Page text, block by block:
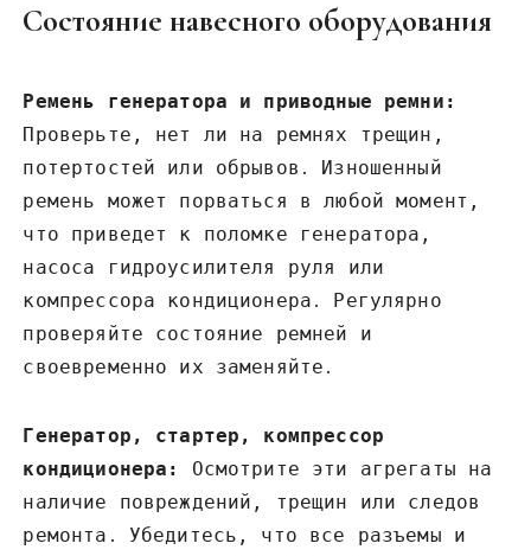
Состояние навесного оборудования
Ремень генератора и приводные ремни:
Проверьте‚ нет ли на ремнях трещин‚
потертостей или обрывов․ Изношенный
ремень может порваться в любой момент‚
что приведет к поломке генератора‚
насоса гидроусилителя руля или
компрессора кондиционера․ Регулярно
проверяйте состояние ремней и
своевременно их заменяйте․
Генератор‚ стартер‚ компрессор
кондиционера:
Осмотрите эти агрегаты на
наличие повреждений‚ трещин или следов
ремонта․ Убедитесь‚ что все разъемы и